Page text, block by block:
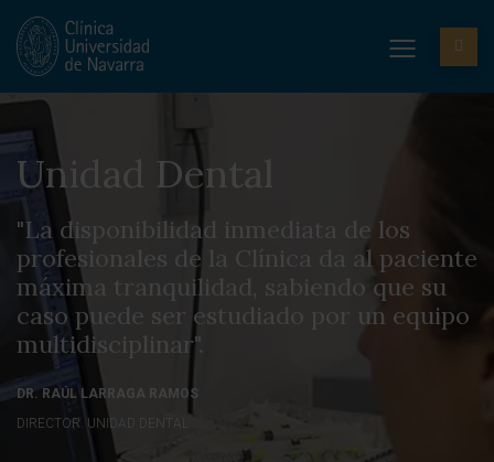
Unidad Dental
"La disponibilidad inmediata de los
profesionales de la Clínica da al paciente
máxima tranquilidad, sabiendo que su
caso puede ser estudiado por un equipo
multidisciplinar".
DR. RAÚL LARRAGA RAMOS
DIRECTOR. UNIDAD DENTAL